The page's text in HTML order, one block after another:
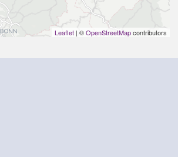
Leaflet | ©OpenStreetMapcontributors